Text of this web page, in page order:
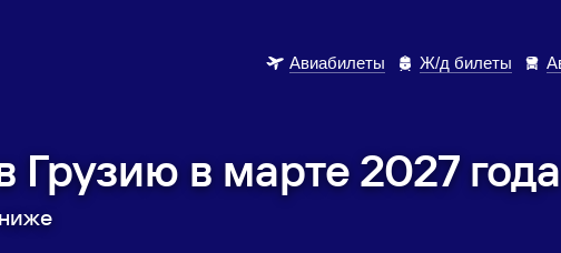
Авиабилеты Ж/д билеты
Грузию в марте 2027 года